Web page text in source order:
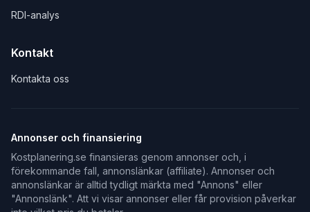
RDI-analys
Kontakt
Kontakta oss
Annonser och finansiering
Kostplanering.se finansieras genom annonser och, i
förekommande fall, annonslänkar (affiliate). Annonser och
annonslänkar är alltid tydligt märkta med "Annons" eller
"Annonslänk". Att vi visar annonser eller får provision påverkar